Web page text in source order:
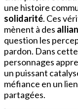
une histoire
solidarité. Ces
mènent à des
question les
pardon. Dans
personnages
un puissant
méfiance en un
partagées.